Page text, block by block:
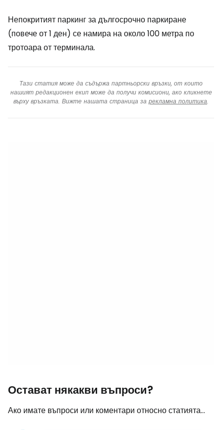
Непокритият паркинг за дългосрочно паркиране
(повече от 1 ден) се намира на около 100 метра по
тротоара от терминала.
Тази статия може да съдържа партньорски връзки, от които
нашият редакционен екип може да получи комисиони, ако кликнете
върху връзката. Вижте нашата страница за рекламна политика.
Остават някакви въпроси?
Ако имате въпроси или коментари относно статията...